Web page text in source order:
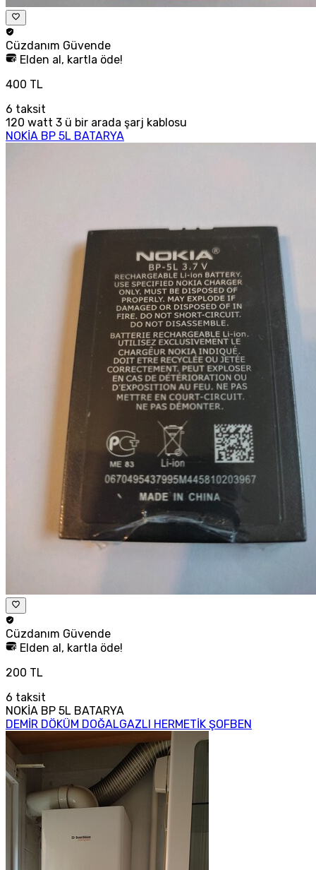
Cüzdanım Güvende
Elden al, kartla öde!
400 TL
6 taksit
120 watt 3 ü bir arada şarj kablosu
NOKİA BP 5L BATARYA
Cüzdanım Güvende
Elden al, kartla öde!
200 TL
6 taksit
NOKİA BP 5L BATARYA
DEMİR DÖKÜM DOĞALGAZLI HERMETİK ŞOFBEN